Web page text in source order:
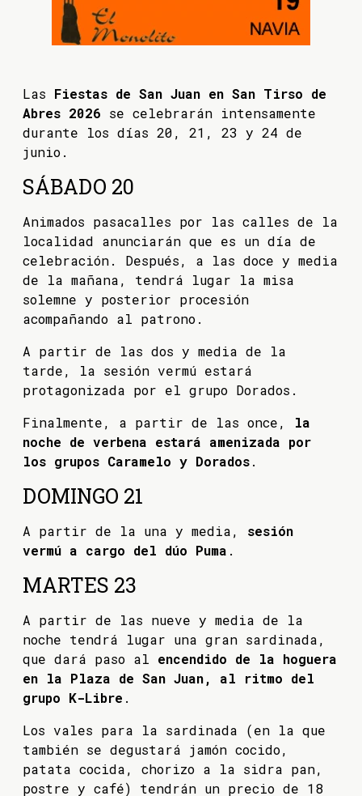
Las Fiestas de San Juan en San Tirso de
Abres 2026 se celebrarán intensamente
durante los días 20, 21, 23 y 24 de
junio.
SÁBADO 20
Animados pasacalles por las calles de la
localidad anunciarán que es un día de
celebración. Después, a las doce y media
de la mañana, tendrá lugar la misa
solemne y posterior procesión
acompañando al patrono.
A partir de las dos y media de la
tarde, la sesión vermú estará
protagonizada por el grupo Dorados.
Finalmente, a partir de las once,
la
noche de verbena estará amenizada por
los grupos Caramelo y Dorados.
DOMINGO 21
A partir de la una y media, sesión
vermú a cargo del dúo Puma .
MARTES 23
A partir de las nueve y media de la
noche tendrá lugar una gran sardinada,
que dará paso al encendido de la hoguera
en la Plaza de San Juan, al ritmo del
grupo K-Libre .
Los vales para la sardinada (en la que
también se degustará jamón cocido,
patata cocida, chorizo a la sidra pan,
postre y café) tendrán un precio de 18